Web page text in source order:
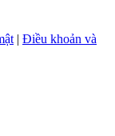
| Điều khoản và